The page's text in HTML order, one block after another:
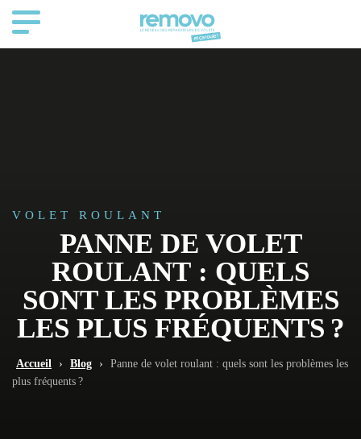
VOLET ROULANT
PANNE DE VOLET
ROULANT : QUELS
SONT LES PROBLÈMES
LES PLUS FRÉQUENTS ?
Accueil › Blog ›
Panne de volet roulant : quels sont les problèmes les
plus fréquents ?